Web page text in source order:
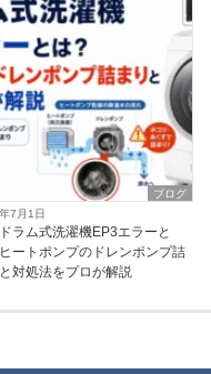
ブログ
7月1日
ラム式洗濯機EP3エラーと
ートポンプのドレンポンプ詰
対処法をプロが解説